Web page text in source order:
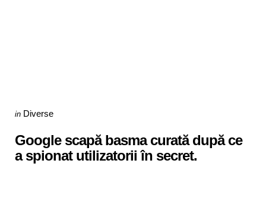
Categories
Posted
in Diverse
Google scapă basma curată după ce
a spionat utilizatorii în secret.